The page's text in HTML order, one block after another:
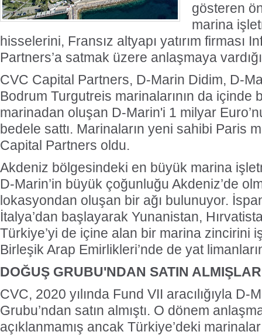
gösteren
marina
hisselerini, Fransız altyapı yatırım firması
Partners’a satmak üzere anlaşmaya
CVC Capital Partners, D-Marin Didim, D-
Bodrum Turgutreis marinalarının da içinde
marinadan oluşan D-Marin'i 1 milyar
bedele sattı. Marinaların yeni sahibi Paris
Capital Partners oldu.
Akdeniz bölgesindeki en büyük marina
D-Marin’in büyük çoğunluğu Akdeniz’de
lokasyondan oluşan bir ağı bulunuyor.
İtalya’dan başlayarak Yunanistan,
Türkiye’yi de içine alan bir marina zincirini
Birleşik Arap Emirlikleri’nde de yat
DOĞUŞ GRUBU'NDAN SATIN
CVC, 2020 yılında Fund VII aracılığıyla D-
Grubu’ndan satın almıştı. O dönem
açıklanmamış ancak Türkiye’deki